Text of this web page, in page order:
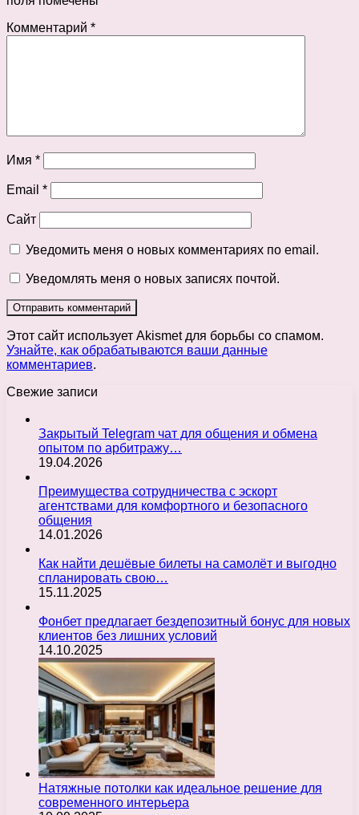
Комментарий *
Имя *
Email *
Сайт
Уведомить меня о новых комментариях по email.
Уведомлять меня о новых записях почтой.
Этот сайт использует Akismet для борьбы со спамом.
Узнайте, как обрабатываются ваши данные
комментариев.
Свежие записи
Закрытый Telegram чат для общения и обмена
опытом по арбитражу…
19.04.2026
Преимущества сотрудничества с эскорт
агентствами для комфортного и безопасного
общения
14.01.2026
Как найти дешёвые билеты на самолёт и выгодно
спланировать свою…
15.11.2025
Фонбет предлагает бездепозитный бонус для новых
клиентов без лишних условий
14.10.2025
Натяжные потолки как идеальное решение для
современного интерьера